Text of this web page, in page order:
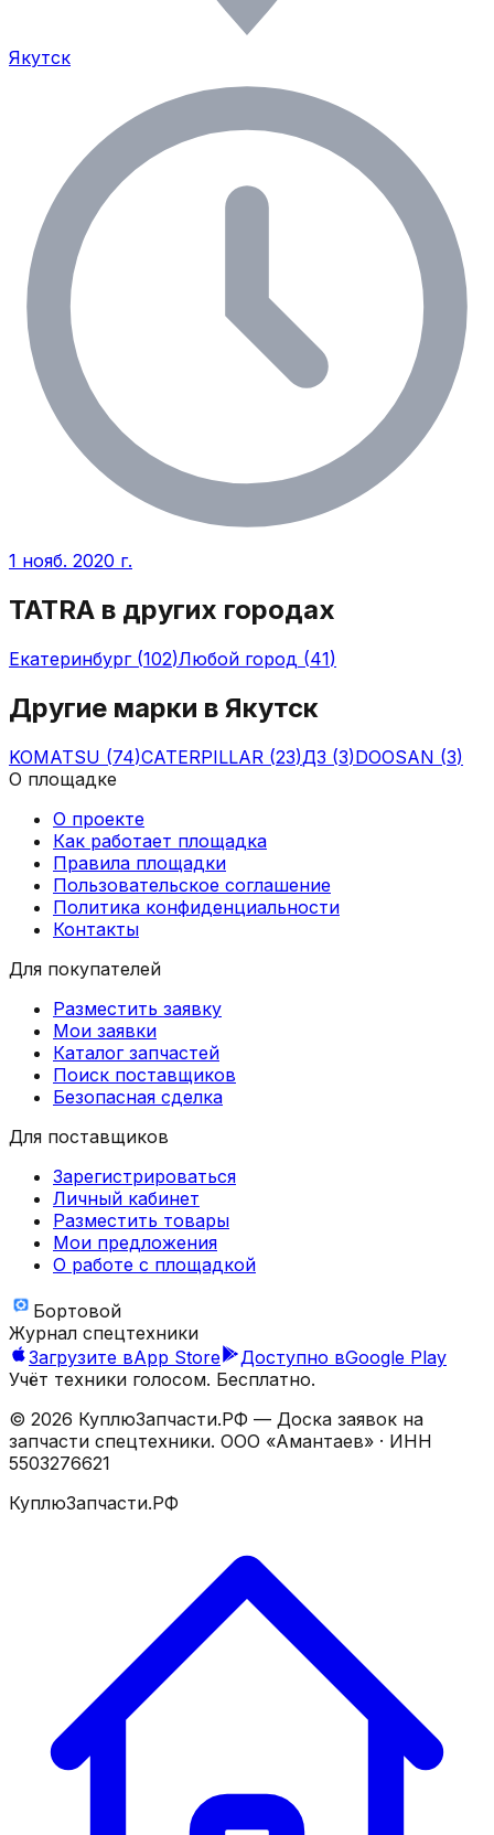
Якутск
1 нояб. 2020 г.
TATRA в других городах
Екатеринбург(102)Любой город (41)
Другие марки в Якутск
KOMATSU (74)CATERPILLAR (23)ДЗ (3)DOOSAN (3)
О площадке
О проекте
Как работает площадка
Правила площадки
Пользовательское соглашение
Политика конфиденциальности
Контакты
Для покупателей
Разместить заявку
Мои заявки
Каталог запчастей
Поиск поставщиков
Безопасная сделка
Для поставщиков
Зарегистрироваться
Личный кабинет
Разместить товары
Мои предложения
О работе с площадкой
Бортовой
Журнал спецтехники
Загрузите вApp Store Доступно вGoogle Play
Учёт техники голосом. Бесплатно.
© 2026 КуплюЗапчасти.РФ — Доска заявок на
запчасти спецтехники. ООО «Амантаев» · ИНН
5503276621
КуплюЗапчасти.РФ